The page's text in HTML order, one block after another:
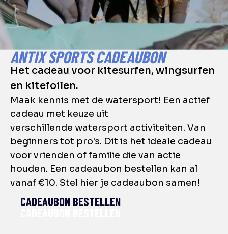
ANTIX SPORTS CADEAUBON
Het cadeau voor kitesurfen, wingsurfen
en kitefoilen.
Maak kennis met de watersport! Een actief
cadeau met keuze uit
verschillende watersport activiteiten. Van
beginners tot pro's. Dit is het ideale cadeau
voor vrienden of familie die van actie
houden. Een cadeaubon bestellen kan al
vanaf €10. Stel hier je cadeaubon samen!
CADEAUBON BESTELLEN